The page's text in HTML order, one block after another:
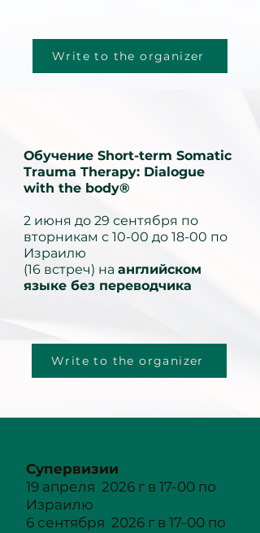
Write to the organizer
Обучение Short-term Somatic
Trauma Therapy: Dialogue
with the body®
2 июня до 29 сентября по
вторникам с 10-00 до 18-00 по
Израилю
(16 встреч) на английском
языке без переводчика
Write to the organizer
Супервизии
19 апреля 2026 г в 17-00 по
Израилю
6 сентября 2026 г в 17-00 по